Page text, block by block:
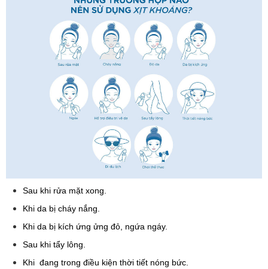
Sau khi rửa mặt xong.
Khi da bị cháy nắng.
Khi da bị kích ứng ửng đỏ, ngứa ngáy.
Sau khi tẩy lông.
Khi đang trong điều kiện thời tiết nóng bức.